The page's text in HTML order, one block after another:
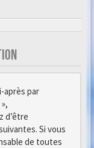
après par
d’être
Si vous
de toutes